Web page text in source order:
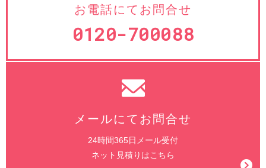
お電話にてお問合せ
0120-700088
メールにてお問合せ
24時間365日メール受付
ネット見積りはこちら